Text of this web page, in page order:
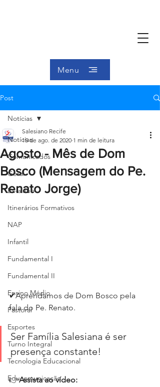
Menu
Post
Notícias
Comunicados
Geral
Ex-aluno
Itinerários Formativos
NAP
Infantil
Fundamental I
Fundamental II
Ensino Médio
Pastoral
Esportes
Turno Integral
Tecnologia Educacional
Educomunicação
Notícias
Agosto - Mês de Dom
Bosco (Mensagem do Pe.
Renato Jorge)
Salesiano Recife
15 de ago. de 2020 1 min de leitura
✔Aprendamos de Dom Bosco pela
fala do Pe. Renato.
Ser Família Salesiana é ser
presença constante!
👉Assista ao vídeo: